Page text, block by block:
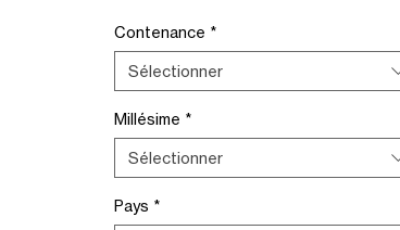
Contenance *
Sélectionner
Millésime *
Sélectionner
Pays *